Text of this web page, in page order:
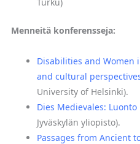
Menneitä konferensseja:
Disabilities and Women
and cultural
University of Helsinki).
Dies Medievales: Luonto
Jyväskylän yliopisto).
Passages from Ancient